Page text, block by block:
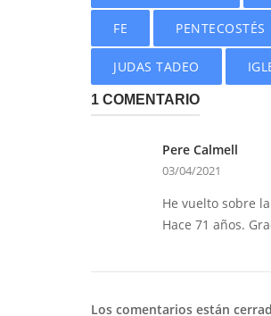
FE PENTECOSTÉS
JUDAS TADEO
1 COMENTARIO
Pere Calmell
03/04/2021
He vuelto sobre
Hace 71 años.
Los comentarios están